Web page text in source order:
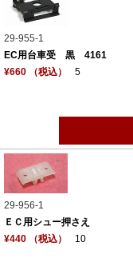
29-955-1
EC用台車受 黒 4161
¥660 （税込）
5
29-956-1
ＥＣ用シュー押さえ
¥440 （税込）
10